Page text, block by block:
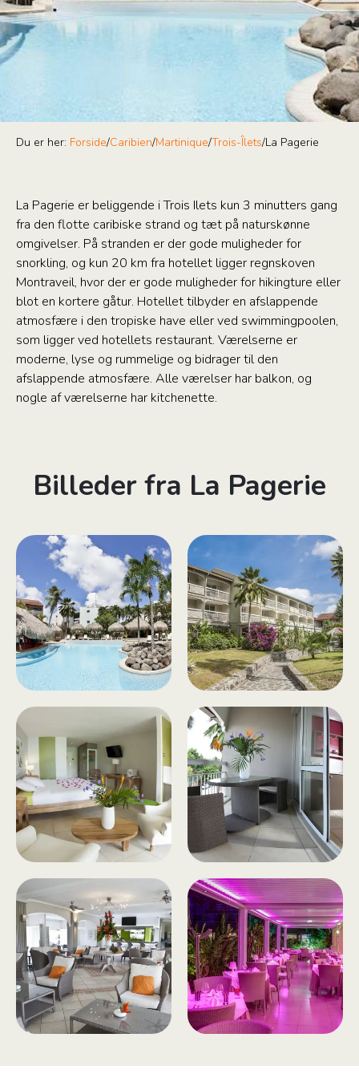
Du er her: Forside/Caribien/Martinique/Trois-Îlets/La Pagerie
La Pagerie er beliggende i Trois Ilets kun 3 minutters gang
fra den flotte caribiske strand og tæt på naturskønne
omgivelser. På stranden er der gode muligheder for
snorkling, og kun 20 km fra hotellet ligger regnskoven
Montraveil, hvor der er gode muligheder for hikingture eller
blot en kortere gåtur. Hotellet tilbyder en afslappende
atmosfære i den tropiske have eller ved swimmingpoolen,
som ligger ved hotellets restaurant. Værelserne er
moderne, lyse og rummelige og bidrager til den
afslappende atmosfære. Alle værelser har balkon, og
nogle af værelserne har kitchenette.
Billeder fra La Pagerie